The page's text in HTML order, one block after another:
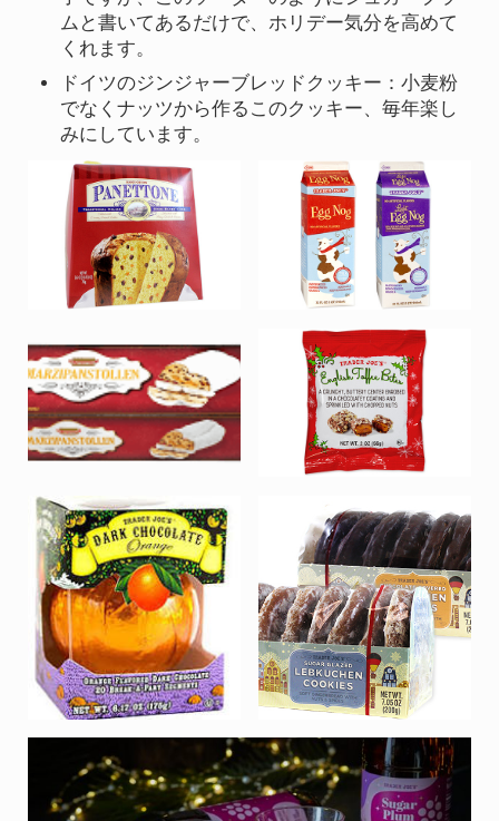
ムと書いてあるだけで、ホリデー気分を高めて
くれます。
ドイツのジンジャーブレッドクッキー：小麦粉
でなくナッツから作るこのクッキー、毎年楽し
みにしています。